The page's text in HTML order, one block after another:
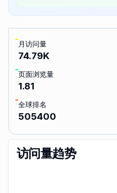
月访问量
74.79K
页面浏览量
1.81
全球排名
505400
访问量趋势